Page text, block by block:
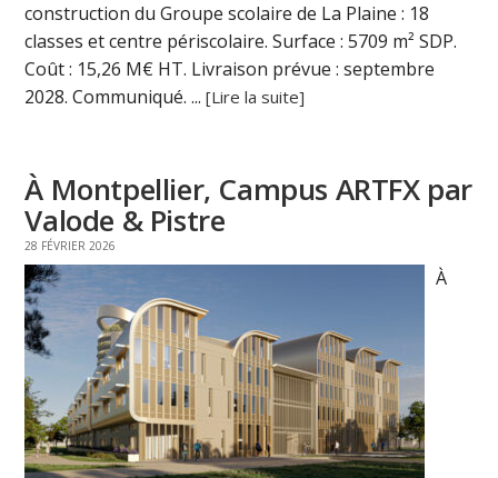
construction du Groupe scolaire de La Plaine : 18
classes et centre périscolaire. Surface : 5709 m² SDP.
Coût : 15,26 M€ HT. Livraison prévue : septembre
2028. Communiqué. ...[Lire la suite]
À Montpellier, Campus ARTFX par
Valode & Pistre
28 FÉVRIER 2026
À